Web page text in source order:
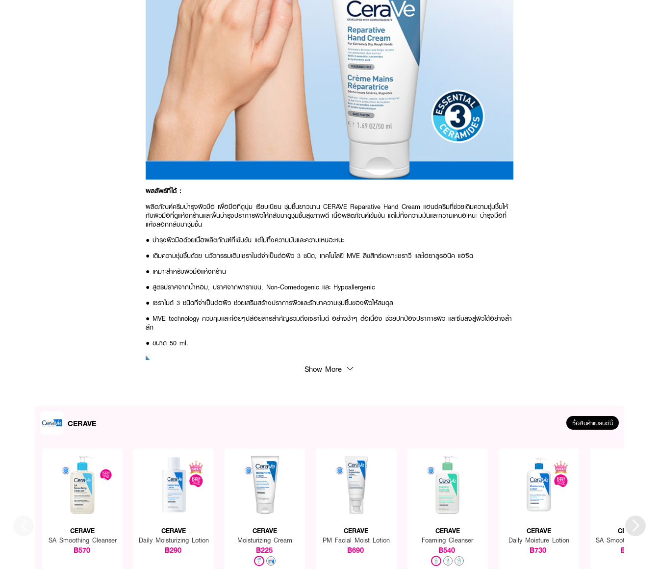
ผลลัพธ์ที่ได้ :
ผลิตภัณฑ์ครีมบำรุงผิวมือ เพื่อมือที่ดูนุ่ม เรียบเนียน ชุ่มชื้นยาวนาน CERAVE Reparative Hand Cream แฮนด์ครีมที่ช่วยเติมความชุ่มชื้นให้
กับผิวมือที่ดูแห้งกร้านและฟื้นบำรุงปราการผิวให้กลับมาดูชุ่มชื้นสุขภาพดี เนื้อผลิตภัณฑ์เข้มข้น แต่ไม่ทิ้งความมันและความเหนอะหนะ บำรุงมือที่
แห้งลอกกลับมาชุ่มชื้น
● บำรุงผิวมือด้วยเนื้อผลิตภัณฑ์ที่เข้มข้น แต่ไม่ทิ้งความมันและความเหนอะหนะ
● เติมความชุ่มชื้นด้วย นวัตกรรมเติมเซราไมด์จำเป็นต่อผิว 3 ชนิด, เทคโนโลยี MVE ลิขสิทธ์เฉพาะเซราวี และไฮยาลูรอนิค แอซิด
● เหมาะสำหรับผิวมือแห้งกร้าน
● สูตรปราศจากน้ำหอม, ปราศจากพาราเบน, Non-Comedogenic และ Hypoallergenic
● เซราไมด์ 3 ชนิดที่จำเป็นต่อผิว ช่วยเสริมสร้างปราการผิวและรักษาความชุ่มชื้นของผิวให้สมดุล
● MVE technology ควบคุมและค่อยๆปล่อยสารสำคัญรวมถึงเซราไมด์ อย่างช้าๆ ต่อเนื่อง ช่วยปกป้องปราการผิว และซึมลงสู่ผิวได้อย่างล้ำ
ลึก
● ขนาด 50 ml.
Show More
CERAVE ซื้อสินค้าแบรนด์นี้
CERAVE
SA Smoothing Cleanser
฿570
CERAVE
Daily Moisturizing Lotion
฿290
CERAVE
Moisturizing Cream
฿225
CERAVE
PM Facial Moist Lotion
฿690
CERAVE
Foaming Cleanser
฿540
CERAVE
Daily Moisture Lotion
฿730
CERAVE
SA Smoothing
฿830